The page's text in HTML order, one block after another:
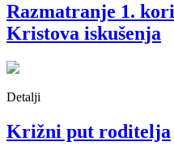
Razmatranje 1.
Kristova iskušenja
Detalji
Križni put roditelja